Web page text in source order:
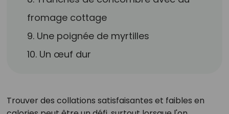
fromage cottage
9. Une poignée de myrtilles
10. Un œuf dur
Trouver des collations satisfaisantes et faibles en